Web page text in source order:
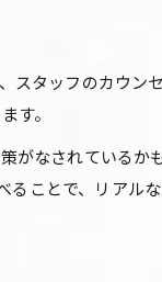
スタッフのカウン
す。
がなされているか
ことで、リアルな